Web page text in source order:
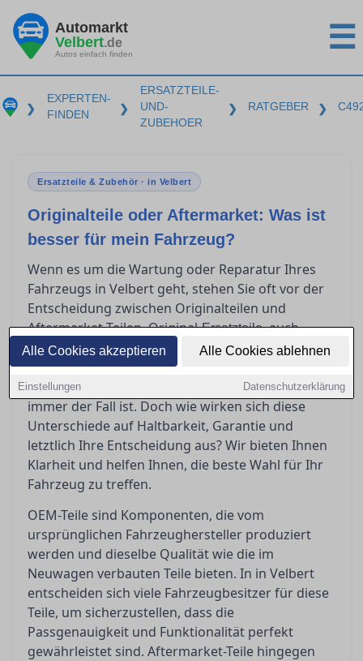
Alle Cookies akzeptieren Alle Cookies ablehnen
Einstellungen Datenschutzerklärung
Automarkt
Velbert.de
Autos einfach finden ☰
❯
EXPERTEN-
FINDEN
❯
ERSATZTEILE-
UND-
ZUBEHOER
❯ RATGEBER ❯
Ersatzteile & Zubehör · in Velbert
Originalteile oder Aftermarket: Was ist
besser für mein Fahrzeug?
Wenn es um die Wartung oder Reparatur Ihres
Fahrzeugs in Velbert geht, stehen Sie oft vor der
Entscheidung zwischen Originalteilen und
Aftermarket-Teilen. Original-Ersatzteile, auch
OEM-Teile genannt, stammen direkt vom
Fahrzeughersteller und garantieren
Passgenauigkeit, was bei Aftermarket-Teilen nicht
immer der Fall ist. Doch wie wirken sich diese
Unterschiede auf Haltbarkeit, Garantie und
letztlich Ihre Entscheidung aus? Wir bieten Ihnen
Klarheit und helfen Ihnen, die beste Wahl für Ihr
Fahrzeug zu treffen.
OEM-Teile sind Komponenten, die vom
ursprünglichen Fahrzeughersteller produziert
werden und dieselbe Qualität wie die im
Neuwagen verbauten Teile bieten. In in Velbert
entscheiden sich viele Fahrzeugbesitzer für diese
Teile, um sicherzustellen, dass die
Passgenauigkeit und Funktionalität perfekt
gewährleistet sind. Aftermarket-Teile hingegen